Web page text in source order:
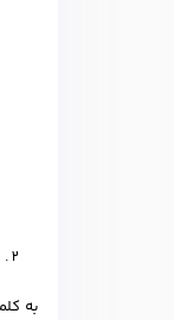
به